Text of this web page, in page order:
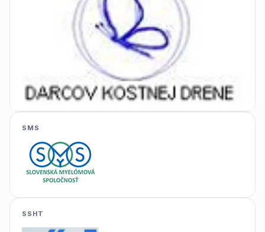
SMS
SSHT